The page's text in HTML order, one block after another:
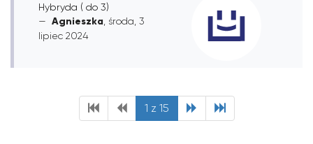
Hybryda ( do 3)
Agnieszka , środa, 3
lipiec 2024
1 z 15